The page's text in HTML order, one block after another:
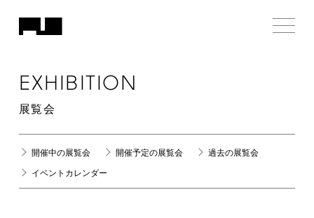
EXHIBITION
展覧会
開催中の展覧会 開催予定の展覧会 過去の展覧会
イベントカレンダー